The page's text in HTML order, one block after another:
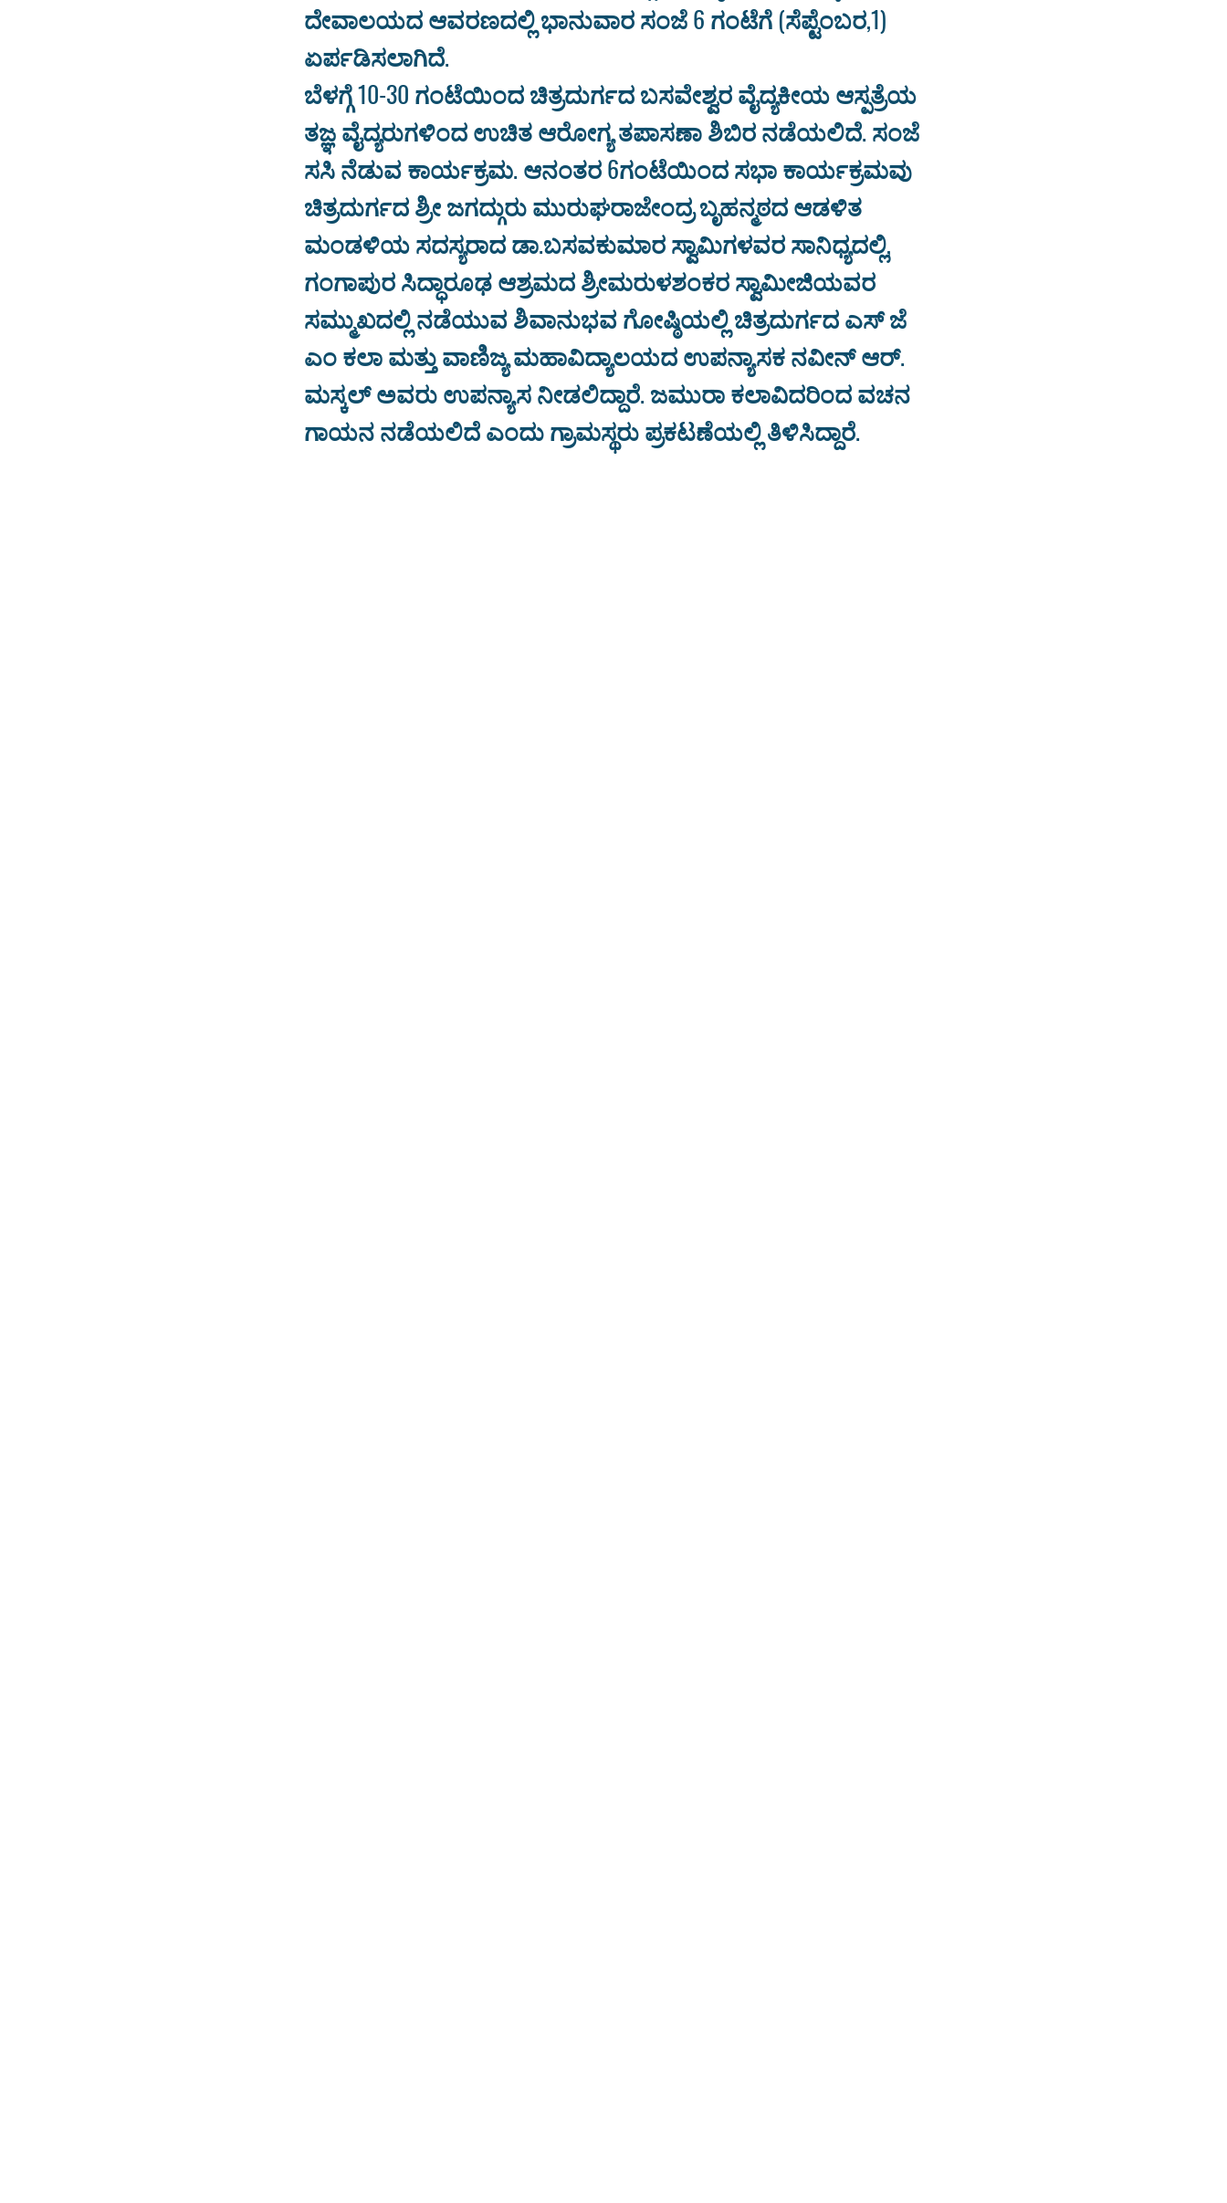
ದೇವಾಲಯದ ಆವರಣದಲ್ಲಿ ಭಾನುವಾರ ಸಂಜೆ 6 ಗಂಟೆಗೆ (ಸೆಪ್ಟೆಂಬರ,1)
ಏರ್ಪಡಿಸಲಾಗಿದೆ.
ಬೆಳಗ್ಗೆ 10-30 ಗಂಟೆಯಿಂದ ಚಿತ್ರದುರ್ಗದ ಬಸವೇಶ್ವರ ವೈದ್ಯಕೀಯ ಆಸ್ಪತ್ರೆಯ
ತಜ್ಞ ವೈದ್ಯರುಗಳಿಂದ ಉಚಿತ ಆರೋಗ್ಯ ತಪಾಸಣಾ ಶಿಬಿರ ನಡೆಯಲಿದೆ. ಸಂಜೆ
ಸಸಿ ನೆಡುವ ಕಾರ್ಯಕ್ರಮ. ಆನಂತರ 6ಗಂಟೆಯಿಂದ ಸಭಾ ಕಾರ್ಯಕ್ರಮವು
ಚಿತ್ರದುರ್ಗದ ಶ್ರೀ ಜಗದ್ಗುರು ಮುರುಘರಾಜೇಂದ್ರ ಬೃಹನ್ಮಠದ ಆಡಳಿತ
ಮಂಡಳಿಯ ಸದಸ್ಯರಾದ ಡಾ.ಬಸವಕುಮಾರ ಸ್ವಾಮಿಗಳವರ ಸಾನಿಧ್ಯದಲ್ಲಿ,
ಗಂಗಾಪುರ ಸಿದ್ಧಾರೂಢ ಆಶ್ರಮದ ಶ್ರೀಮರುಳಶಂಕರ ಸ್ವಾಮೀಜಿಯವರ
ಸಮ್ಮುಖದಲ್ಲಿ ನಡೆಯುವ ಶಿವಾನುಭವ ಗೋಷ್ಠಿಯಲ್ಲಿ ಚಿತ್ರದುರ್ಗದ ಎಸ್ ಜೆ
ಎಂ ಕಲಾ ಮತ್ತು ವಾಣಿಜ್ಯ ಮಹಾವಿದ್ಯಾಲಯದ ಉಪನ್ಯಾಸಕ ನವೀನ್ ಆ‌ರ್.
ಮಸ್ಕಲ್ ಅವರು ಉಪನ್ಯಾಸ ನೀಡಲಿದ್ದಾರೆ. ಜಮುರಾ ಕಲಾವಿದರಿಂದ ವಚನ
ಗಾಯನ ನಡೆಯಲಿದೆ ಎಂದು ಗ್ರಾಮಸ್ಥರು ಪ್ರಕಟಣೆಯಲ್ಲಿ ತಿಳಿಸಿದ್ದಾರೆ.